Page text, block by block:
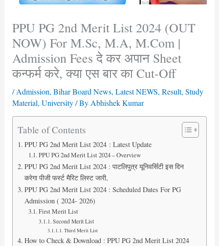
PPU PG 2nd Merit List 2024 (OUT
NOW) For M.Sc, M.A, M.Com |
Admission Fees दे कर अपान Sheet
कन्फर्म करे, क्या एस बार का Cut-Off
/Admission, Bihar Board News, Latest NEWS, Result, Study
Material, University/ ByAbhishek Kumar
Table of Contents
PPU PG 2nd Merit List 2024 : Latest Update
PPU PG 2nd Merit List 2024 – Overview
PPU PG 2nd Merit List 2024 : पाटलिपुत्र यूनिवर्सिटी इस दिन
करेगा पीजी फर्स्ट मैरिट लिस्ट जारी,
PPU PG 2nd Merit List 2024 : Scheduled Dates For PG
Admission ( 2024- 2026)
First Merit List
Second Merit List
Third Merit List
How to Check & Download : PPU PG 2nd Merit List 2024